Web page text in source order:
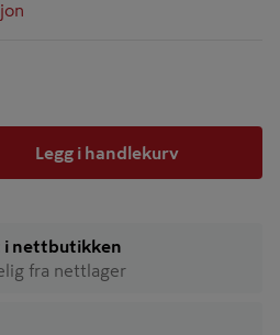
Legg i handlekurv
i nettbutikken
fra nettlager